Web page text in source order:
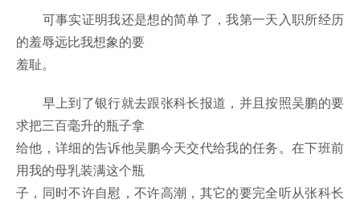
可事实证明我还是想的简单了，我第一天入职所经历
的羞辱远比我想象的要
羞耻。
早上到了银行就去跟张科长报道，并且按照吴鹏的要
求把三百毫升的瓶子拿
给他，详细的告诉他吴鹏今天交代给我的任务。在下班前
用我的母乳装满这个瓶
子，同时不许自慰，不许高潮，其它的要完全听从张科长